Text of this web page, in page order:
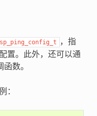
，指
置。此外，还可以通
函数。
：